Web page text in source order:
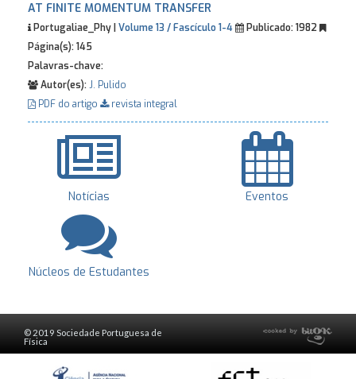
AT FINITE MOMENTUM TRANSFER
Portugaliae_Phy | Volume 13 / Fascículo 1-4 Publicado:1982
Página(s):145
Palavras-chave:
Autor(es):J. Pulido
PDF do artigo
revista integral
Notícias Eventos
Núcleos de Estudantes
© 2019 Sociedade Portuguesa de
Física